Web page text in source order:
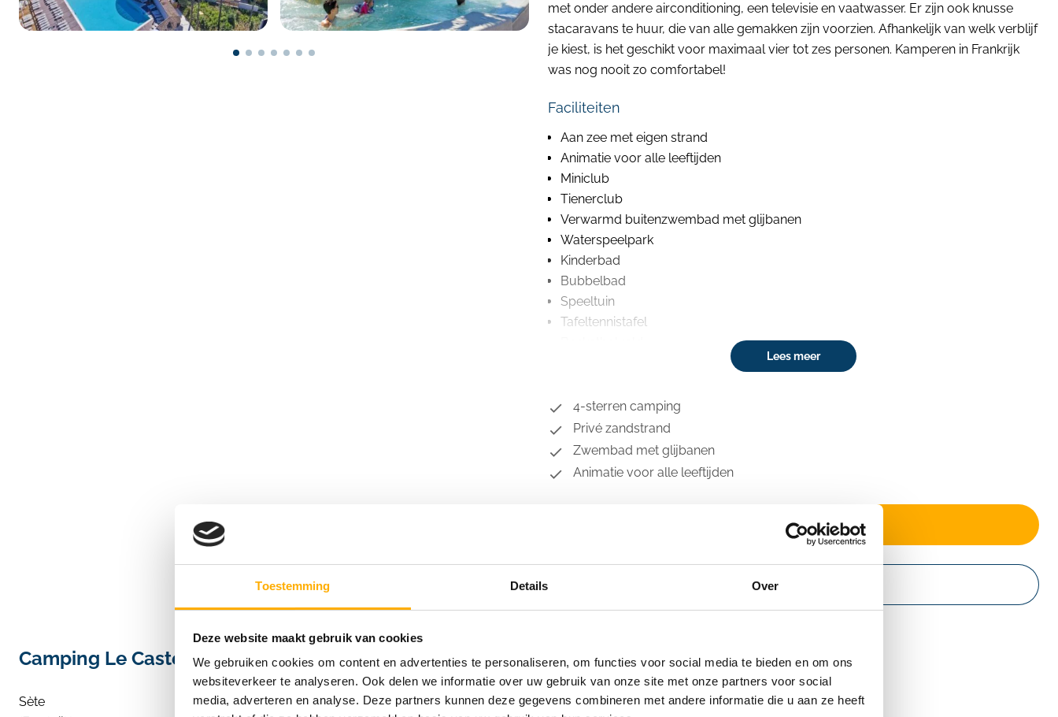
Toestemming Details Over
Deze website maakt gebruik van cookies
We gebruiken cookies om content en advertenties te personaliseren, om functies voor social media te bieden en om ons
websiteverkeer te analyseren. Ook delen we informatie over uw gebruik van onze site met onze partners voor social
media, adverteren en analyse. Deze partners kunnen deze gegevens combineren met andere informatie die u aan ze heeft
met onder andere airconditioning, een televisie en vaatwasser. Er zijn ook knusse
stacaravans te huur, die van alle gemakken zijn voorzien. Afhankelijk van welk verblijf
je kiest, is het geschikt voor maximaal vier tot zes personen. Kamperen in Frankrijk
was nog nooit zo comfortabel!
Faciliteiten
Aan zee met eigen strand
Animatie voor alle leeftijden
Miniclub
Tienerclub
Verwarmd buitenzwembad met glijbanen
Waterspeelpark
Kinderbad
Bubbelbad
Speeltuin
Tafeltennistafel
Multisportterrein
Tennisbaan
Jeu de boules
Discotheek
Crêperie
Snackbar
Bar
Wasserette
Wifi
Lees meer
4-sterren camping
Privé zandstrand
Zwembad met glijbanen
Animatie voor alle leeftijden
Prijs & beschikbaarheid
Website
Camping Le Castellas in Frankrijk
Sète